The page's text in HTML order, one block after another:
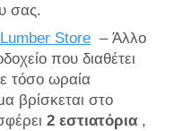
σας.
Store– Άλλο
που διαθέτει
τόσο ωραία
βρίσκεται στο
2 εστιατόρια,